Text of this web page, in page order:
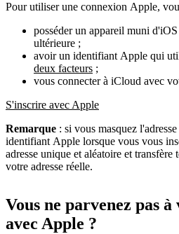
Pour utiliser une connexion Apple,
posséder un appareil muni
ultérieure ;
avoir un identifiant Apple qui
deux facteurs ;
vous connecter à iCloud avec
S'inscrire avec Apple
Remarque : si vous masquez
identifiant Apple lorsque vous vous
adresse unique et aléatoire et transfère
votre adresse réelle.
Vous ne parvenez pas
avec Apple ?